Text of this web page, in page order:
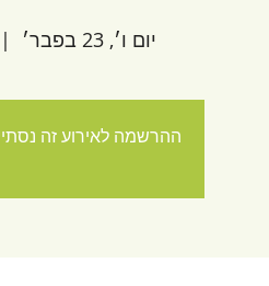
יום ו׳, 23 בפבר׳
ההרשמה לאירוע זה